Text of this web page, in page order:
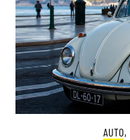
AUTO,